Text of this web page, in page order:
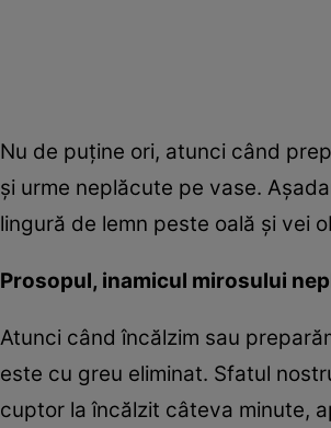
Nu de puține ori, atunci când
și urme neplăcute pe vase.
lingură de lemn peste oală și vei
Prosopul, inamicul mirosului
Atunci când încălzim sau
este cu greu eliminat. Sfatul
cuptor la încălzit câteva minute,